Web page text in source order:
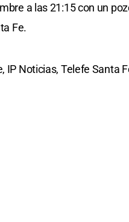
a las 21:15 con un
Fe.
IP Noticias, Telefe Santa